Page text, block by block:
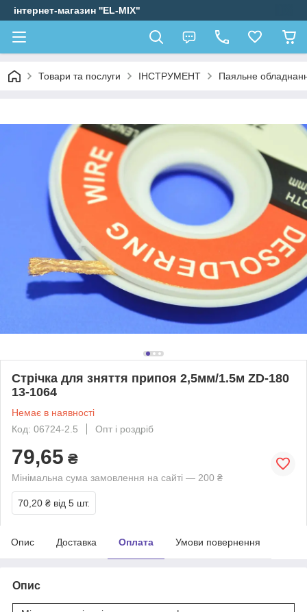
інтернет-магазин ''EL-MIX"
Товари та послуги ІНСТРУМЕНТ Паяльне
Стрічка для зняття припоя 2,5мм/1.5м ZD-180
13-1064
Немає в наявності
Код: 06724-2.5
Опт і роздріб
79,65 ₴
Мінімальна сума замовлення на сайті — 200 ₴
70,20 ₴ від 5 шт.
Опис Доставка Оплата Умови повернення
Опис